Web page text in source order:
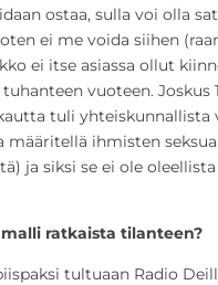
ostaa, sulla voi olla
ei me voida siihen
ei itse asiassa ollut
vuoteen. Joskus
tuli yhteiskunnallista
määritellä ihmisten
ja siksi se ei ole
ratkaista tilanteen?
tultuaan Radio